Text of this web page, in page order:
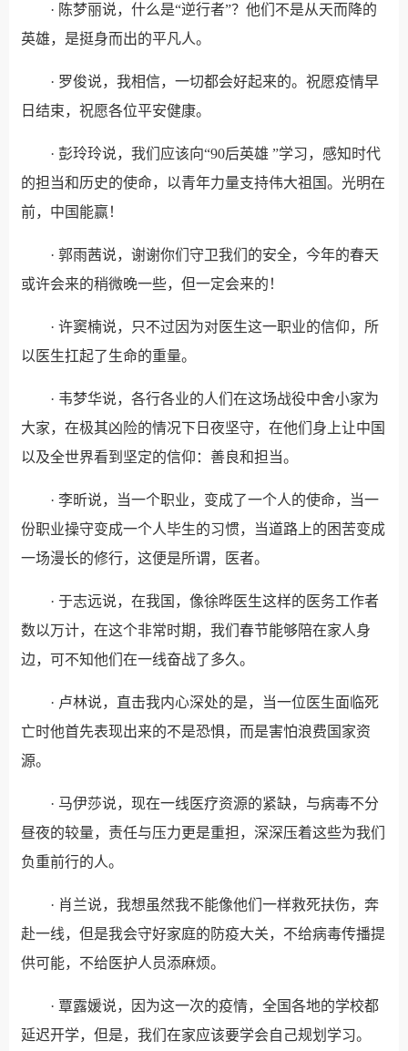
· 陈梦丽说，什么是“逆行者”？他们不是从天而降的
英雄，是挺身而出的平凡人。
· 罗俊说，我相信，一切都会好起来的。祝愿疫情早
日结束，祝愿各位平安健康。
· 彭玲玲说，我们应该向“90后英雄 ”学习，感知时代
的担当和历史的使命，以青年力量支持伟大祖国。光明在
前，中国能赢！
· 郭雨茜说，谢谢你们守卫我们的安全，今年的春天
或许会来的稍微晚一些，但一定会来的！
· 许窦楠说，只不过因为对医生这一职业的信仰，所
以医生扛起了生命的重量。
· 韦梦华说，各行各业的人们在这场战役中舍小家为
大家，在极其凶险的情况下日夜坚守，在他们身上让中国
以及全世界看到坚定的信仰：善良和担当。
· 李昕说，当一个职业，变成了一个人的使命，当一
份职业操守变成一个人毕生的习惯，当道路上的困苦变成
一场漫长的修行，这便是所谓，医者。
· 于志远说，在我国，像徐晔医生这样的医务工作者
数以万计，在这个非常时期，我们春节能够陪在家人身
边，可不知他们在一线奋战了多久。
· 卢林说，直击我内心深处的是，当一位医生面临死
亡时他首先表现出来的不是恐惧，而是害怕浪费国家资
源。
· 马伊莎说，现在一线医疗资源的紧缺，与病毒不分
昼夜的较量，责任与压力更是重担，深深压着这些为我们
负重前行的人。
· 肖兰说，我想虽然我不能像他们一样救死扶伤，奔
赴一线，但是我会守好家庭的防疫大关，不给病毒传播提
供可能，不给医护人员添麻烦。
· 覃露媛说，因为这一次的疫情，全国各地的学校都
延迟开学，但是，我们在家应该要学会自己规划学习。